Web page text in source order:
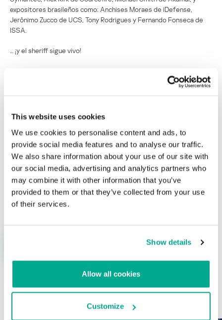
This website uses cookies
We use cookies to personalise content and ads, to
provide social media features and to analyse our traffic.
We also share information about your use of our site with
our social media, advertising and analytics partners who
may combine it with other information that you’ve
provided to them or that they’ve collected from your use
of their services.
Show details
Allow all cookies
Customize
expositores brasileños como: Anchises Moraes de iDefense,
Jerônimo Zucco de UCS, Tony Rodrigues y Fernando Fonseca de
ISSA.
… ¡y el sheriff sigue vivo!
campos obligatorios están marcados con
Nombre* Correo electrónico*
ÚLTIMAS PUBLICACIONES